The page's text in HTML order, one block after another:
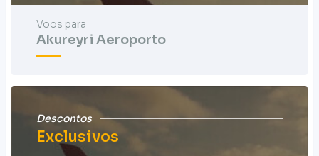
Voos para
Akureyri Aeroporto
Descontos
Exclusivos